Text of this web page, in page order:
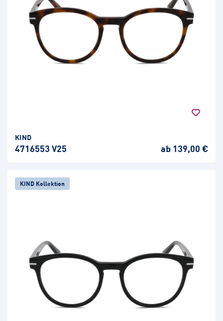
KIND
4716553 V25 ab 139,00 €
KIND Kollektion